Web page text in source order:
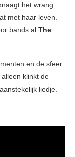
het wrang
met haar leven.
bands al The
en de sfeer
klinkt de
liedje.